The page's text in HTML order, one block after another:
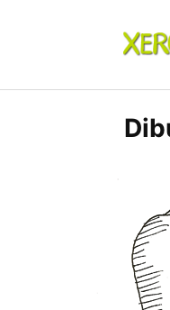
xerguio.ES |